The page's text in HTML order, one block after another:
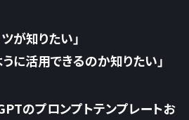
が知りたい」
に活用できるのか知りたい」
のプロンプトテンプレートお